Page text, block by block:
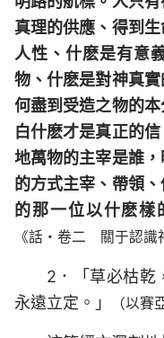
真理的供應、得到
人性、什麽是有意
物、什麽是對神真
何盡到受造之物的
白什麽才是真正的
地萬物的主宰是誰
的方式主宰、帶領
的那一位以什麽樣
《話・卷二 關于認識
2．「草必枯乾
永遠立定。」
（以賽